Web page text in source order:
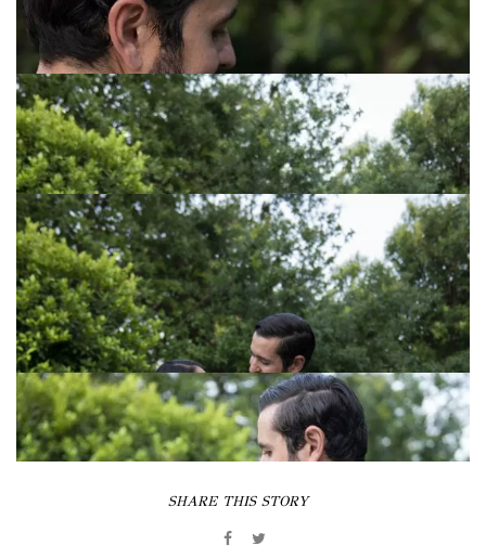
SHARE THIS STORY